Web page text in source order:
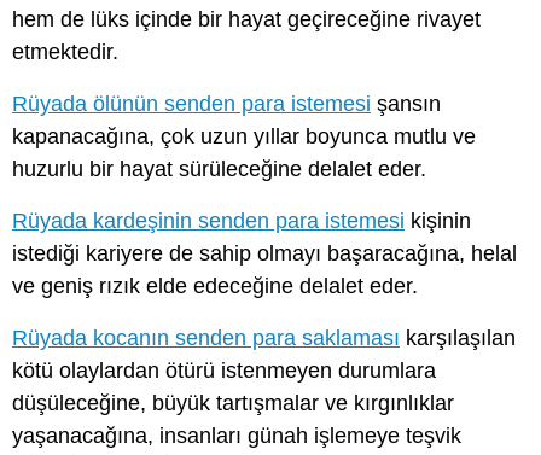
hem de lüks içinde bir hayat geçireceğine rivayet
etmektedir.
Rüyada ölünün senden para istemesi şansın
kapanacağına, çok uzun yıllar boyunca mutlu ve
huzurlu bir hayat sürüleceğine delalet eder.
Rüyada kardeşinin senden para istemesi kişinin
istediği kariyere de sahip olmayı başaracağına, helal
ve geniş rızık elde edeceğine delalet eder.
Rüyada kocanın senden para saklaması karşılaşılan
kötü olaylardan ötürü istenmeyen durumlara
düşüleceğine, büyük tartışmalar ve kırgınlıklar
yaşanacağına, insanları günah işlemeye teşvik